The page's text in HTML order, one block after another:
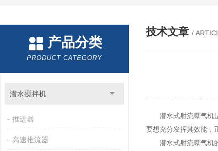
产品分类
PRODUCT CATEGORY
潜水搅拌机
推进器
高速推流器
技术文章 /
潜水式射流曝气机是
要想充分发挥其效能，
潜水式射流曝气机